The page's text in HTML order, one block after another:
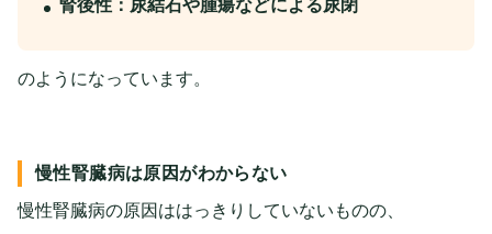
腎後性：尿結石や腫瘍などによる尿閉
のようになっています。
慢性腎臓病は原因がわからない
慢性腎臓病の原因ははっきりしていないものの、